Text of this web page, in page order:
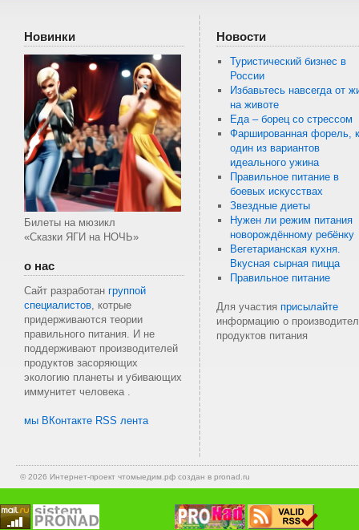
Новинки
Билеты на мюзикл
«Сказки ЯГИ на НОЧЬ»
о нас
Сайт разработан группой
специалистов, котрые
придерживаются теории
правильного питания. И не
поддерживают производителей
продуктов засоряющих
экологию планеты и убивающих
иммунитет человека .
мы ВКонтакте RSS лента
Новости
Туристический бизнес в
России
Избавьтесь навсегда от
на животе
Еда – борец со стрессом
Фаршированная форель,
один из вариантов
идеального ужина
Правильное питание в
боевых искусствах
Звездные диеты
Нужен ли режим питания
новорождённому ребёнку
Вегетарианская кухня.
Вкусная сырная пицца
Правильное питание
Для участия присылайте
информацию о
продуктов питания
© 2026 Интернет-проект чтомыедим.рф создан в pronad.ru